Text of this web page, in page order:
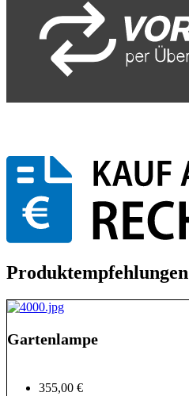
Produktempfehlungen
Gartenlampe
355,00 €